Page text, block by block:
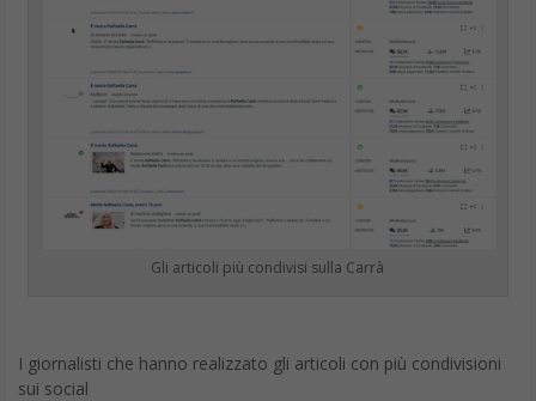
Gli articoli più condivisi sulla Carrà
I giornalisti che hanno realizzato gli articoli con più condivisioni
sui social